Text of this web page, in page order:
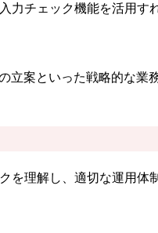
チェック機能を活用す
案といった戦略的な業
理解し、適切な運用体